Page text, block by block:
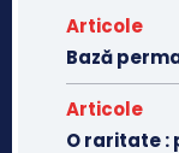
Articole
Bază
Articole
O raritate :